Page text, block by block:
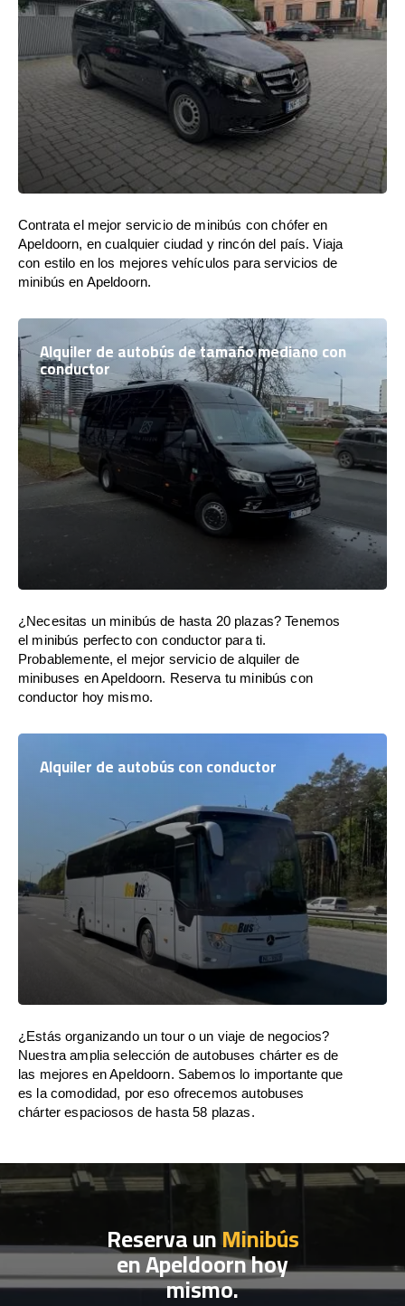
Contrata el mejor servicio de minibús con chófer en
Apeldoorn, en cualquier ciudad y rincón del país. Viaja
con estilo en los mejores vehículos para servicios de
minibús en Apeldoorn.
Alquiler de autobús de tamaño mediano con
conductor
¿Necesitas un minibús de hasta 20 plazas? Tenemos
el minibús perfecto con conductor para ti.
Probablemente, el mejor servicio de alquiler de
minibuses en Apeldoorn. Reserva tu minibús con
conductor hoy mismo.
Alquiler de autobús con conductor
¿Estás organizando un tour o un viaje de negocios?
Nuestra amplia selección de autobuses chárter es de
las mejores en Apeldoorn. Sabemos lo importante que
es la comodidad, por eso ofrecemos autobuses
chárter espaciosos de hasta 58 plazas.
Reserva unMinibús
en Apeldoorn hoy
mismo.